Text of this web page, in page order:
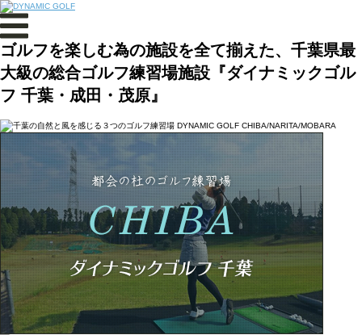
ゴルフを楽しむ為の施設を全て揃えた、千葉県最
大級の総合ゴルフ練習場施設『ダイナミックゴル
フ 千葉・成田・茂原』